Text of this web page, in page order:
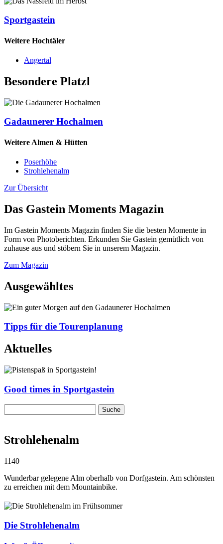
Sportgastein
Weitere Hochtäler
Angertal
Besondere Platzl
Gadaunerer Hochalmen
Weitere Almen & Hütten
Poserhöhe
Strohlehenalm
Zur Übersicht
Das Gastein Moments Magazin
Im Gastein Moments Magazin finden Sie die besten Momente in
Form von Photoberichten. Erkunden Sie Gastein gemütlich von
zuhause aus und stöbern Sie in unserem Magazin.
Zum Magazin
Ausgewähltes
Tipps für die Tourenplanung
Aktuelles
Good times in Sportgastein
Strohlehenalm
1140
Wunderbar gelegene Alm oberhalb von Dorfgastein. Am schönsten
zu erreichen mit dem Mountainbike.
Die Strohlehenalm